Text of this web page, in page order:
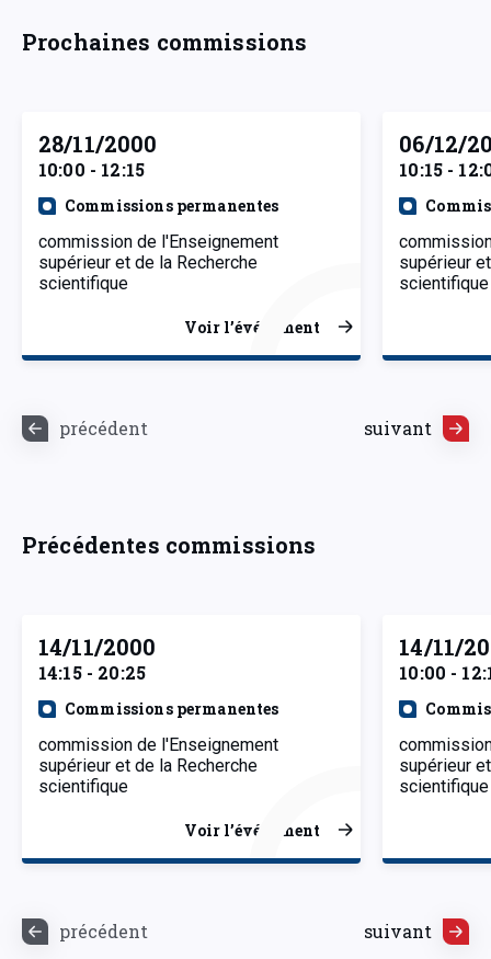
Prochaines commissions
28/11/2000
10:00 - 12:15
Commissions permanentes
commission de l'Enseignement
supérieur et de la Recherche
scientifique
Voir l’événement
06/12/
10:15 -
supérieur
scientifique
précédent suivant
Précédentes commissions
14/11/2000
14:15 - 20:25
Commissions permanentes
commission de l'Enseignement
supérieur et de la Recherche
scientifique
Voir l’événement
14/11/
10:00 -
supérieur
scientifique
précédent suivant